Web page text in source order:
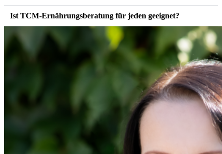
Ist TCM-Ernährungsberatung für jeden geeignet?